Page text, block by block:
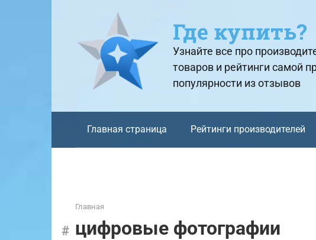
Где купить?
Узнайте все про
товаров и рейтинги самой
популярности из отзывов
Главная страница Рейтинги производителей
Главная
цифровые фотографии